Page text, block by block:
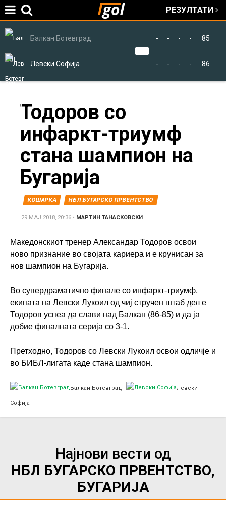
РЕЗУЛТАТИ
Балкан Ботевград
Левски Софија
85
86
-
-
-
-
-
-
-
-
You
here
Тодоров со
инфаркт-триумф
стана шампион на
Бугарија
КОШАРКА НБЛ БУГАРСКО ПРВЕНТСТВО
29 МАЈ 2018, 20:36 • МАРТИН ТАНАСКОВСКИ
Македонскиот тренер Александар Тодоров освои
ново признание во својата кариера и е крунисан за
нов шампион на Бугарија.
Во супердраматично финале со инфаркт-триумф,
екипата на Левски Лукоил од чиј стручен штаб дел е
Тодоров успеа да слави над Балкан (86-85) и да ја
добие финалната серија со 3-1.
Претходно, Тодоров со Левски Лукоил освои одличје и
во БИБЛ-лигата каде стана шампион.
Балкан Ботевград Левски
Софија
Најнови вести од
НБЛ БУГАРСКО ПРВЕНТСТВО,
БУГАРИЈА